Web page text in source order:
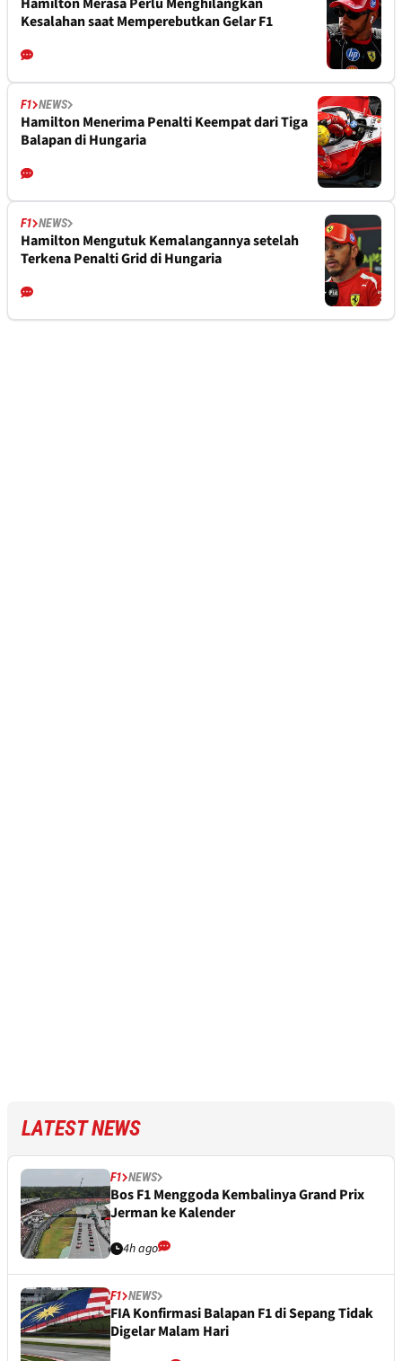
Kesalahan saat Memperebutkan Gelar F1
F1 NEWS
Hamilton Menerima Penalti Keempat dari Tiga
Balapan di Hungaria
F1 NEWS
Hamilton Mengutuk Kemalangannya setelah
Terkena Penalti Grid di Hungaria
LATEST NEWS
F1 NEWS
Bos F1 Menggoda Kembalinya Grand Prix
Jerman ke Kalender
4h ago
F1 NEWS
FIA Konfirmasi Balapan F1 di Sepang Tidak
Digelar Malam Hari